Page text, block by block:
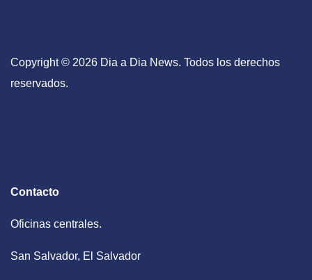
Copyright © 2026 Dia a Dia News. Todos los derechos
reservados.
Contacto
Oficinas centrales.
San Salvador, El Salvador